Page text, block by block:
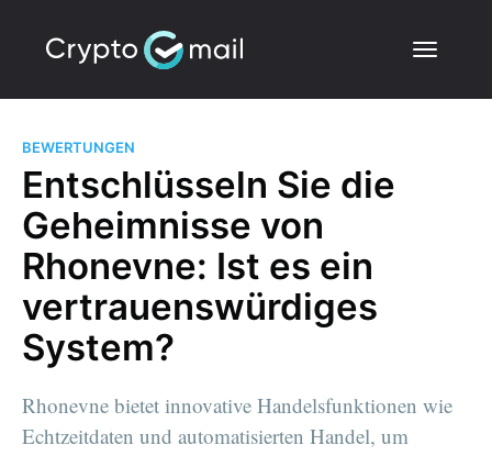
BEWERTUNGEN
Entschlüsseln Sie die
Geheimnisse von
Rhonevne: Ist es ein
vertrauenswürdiges
System?
Rhonevne bietet innovative Handelsfunktionen wie
Echtzeitdaten und automatisierten Handel, um